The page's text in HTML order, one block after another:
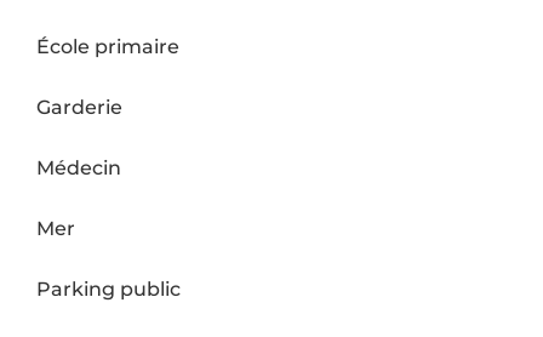
École primaire
Garderie
Médecin
Mer
Parking public